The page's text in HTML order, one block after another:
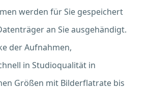
werden für Sie gespeichert
an Sie ausgehändigt.
der Aufnahmen,
in Studioqualität in
Größen mit Bilderflatrate bis